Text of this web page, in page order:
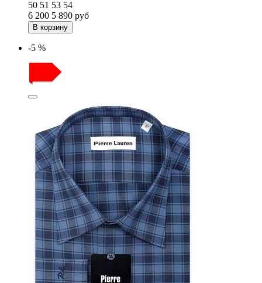
50 51 53 54
6 200 5 890 руб
В корзину
-5 %